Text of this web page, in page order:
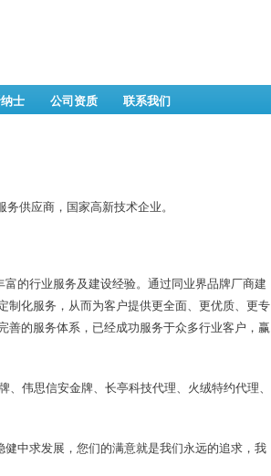
士 公司资质 联系我们
供应商，国家高新技术企业。
的行业服务及建设经验。通过同业界品牌厂商建
制化服务，从而为客户提供更全面、更优质、更专
善的服务体系，已经成功服务于众多行业客户，赢
伟思信安金牌、长亭科技代理、火绒特约代理、
中求发展，您们的满意就是我们永远的追求，我